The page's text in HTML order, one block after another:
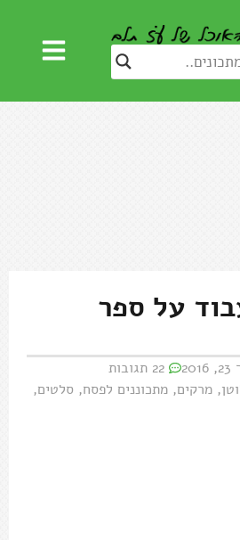
על ספר
22 תגובות
, מרקים, מתכוננים לפסח, סלטים,